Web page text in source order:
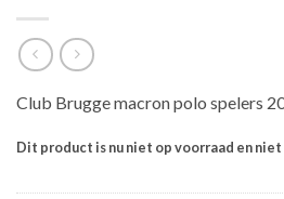
Club Brugge macron polo spelers
Dit product is nu niet op voorraad en